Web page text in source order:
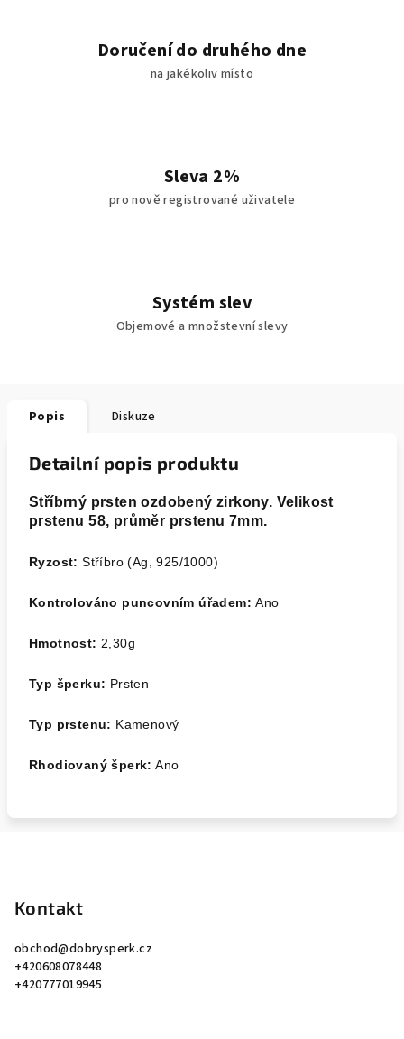
Doručení do druhého dne
na jakékoliv místo
Sleva 2%
pro nově registrované uživatele
Systém slev
Objemové a množstevní slevy
Popis Diskuze
Detailní popis produktu
Stříbrný prsten ozdobený zirkony. Velikost
prstenu 58, průměr prstenu 7mm.
Ryzost:Stříbro (Ag, 925/1000)
Kontrolováno puncovním úřadem:Ano
Hmotnost: 2 ,30g
Typ šperku: Prsten
Typ prstenu: Kamenový
Rhodiovaný šperk: Ano
Kontakt
obchod@dobrysperk.cz
+420608078448
+420777019945